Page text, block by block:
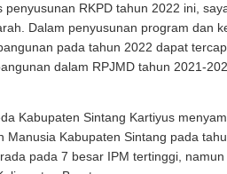
penyusunan RKPD tahun 2022 ini,
Dalam penyusunan program dan
pada tahun 2022 dapat
dalam RPJMD tahun 2021-
Kabupaten Sintang Kartiyus
Manusia Kabupaten Sintang pada
pada 7 besar IPM tertinggi,